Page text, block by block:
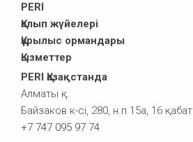
PERI
Қалып жүйелері
Құрылыс ормандары
Қызметтер
PERI Қазақстанда
Алматы қ.
Байзаков к-сі, 280, н.п.15а, 16 қабат
+7 747 095 97 74